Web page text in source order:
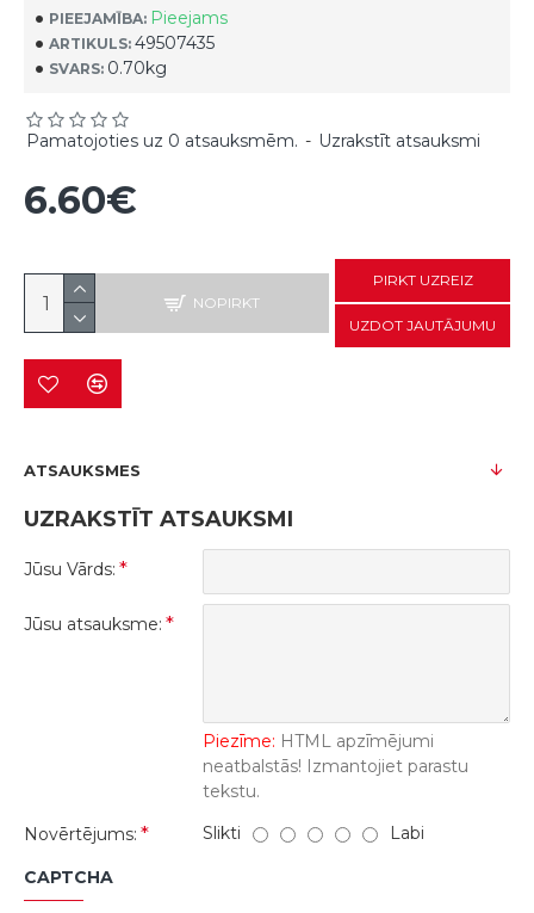
PIEEJAMĪBA: Pieejams
ARTIKULS: 49507435
SVARS: 0.70kg
Pamatojoties uz 0 atsauksmēm. - Uzrakstīt atsauksmi
6.60€
NOPIRKT
PIRKT UZREIZ
UZDOT JAUTĀJUMU
ATSAUKSMES
UZRAKSTĪT ATSAUKSMI
Jūsu Vārds:
Jūsu atsauksme:
Piezīme: HTML apzīmējumi
neatbalstās! Izmantojiet parastu
tekstu.
Novērtējums:
Slikti Labi
CAPTCHA